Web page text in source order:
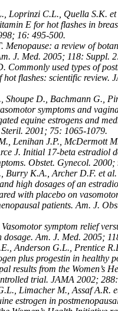
Loprinzi C.L., Quella S.K. et
E for hot flashes in
16: 495-500.
Menopause: a review of
J. Med. 2005; 118: Suppl.
Commonly used types of
hot flashes: scientific review.
Shoupe D., Bachmann G.,
symptoms and
equine estrogens and
2001; 75: 1065-1079.
Lenihan J.P., McDermott
J. Initial 17-beta estradiol
Obstet. Gynecol.
Burry K.A., Archer D.F. et
high dosages of an
with placebo on
patients. Am. J.
symptom relief
dosage. Am. J. Med. 2005;
Anderson G.L., Prentice
plus progestin in healthy
results from the Women’s
trial. JAMA 2002;
Limacher M., Assaf A.R.
estrogen in